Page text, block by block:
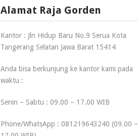
Alamat Raja Gorden
Kantor : Jln Hidup Baru No.9 Serua Kota
Tangerang Selatan Jawa Barat 15414
Anda bisa berkunjung ke kantor kami pada
waktu :
Senin – Sabtu : 09.00 – 17.00 WIB
Phone/WhatsApp : 081219643240 (09.00 –